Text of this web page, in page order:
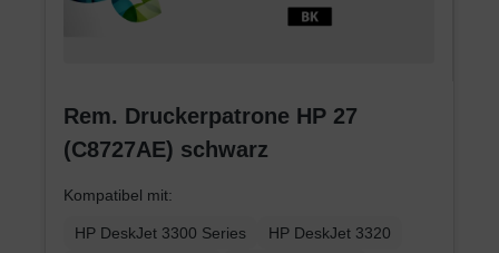
Rem. Druckerpatrone HP 27
(C8727AE) schwarz
Kompatibel mit:
HP DeskJet 3300 Series HP DeskJet 3320